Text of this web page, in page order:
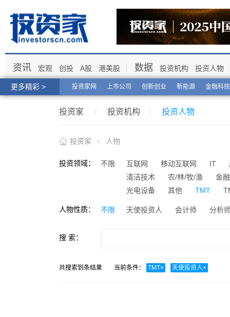
更多精彩 > 投资家网 上市公司 创新创业 新能源 金融科技
资讯 宏观 创投 A股 港美股 数据 投资机构 投资人物
投资家 / 投资机构 / 投资人物
投资家 人物
投资领域： 不限 互联网 移动互联网 IT
清洁技术
农/林/牧/渔
金融
光电设备
其他 TMT
人物性质： 不限 天使投资人 会计师 分析
搜 索：
共搜索到 条结果 当前条件： TMT× 天使投资人×